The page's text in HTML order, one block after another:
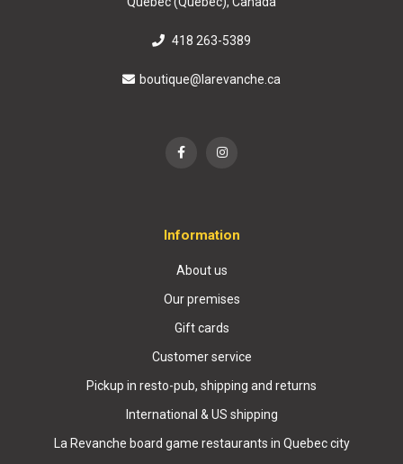
418 263-5389
boutique@larevanche.ca
Information
About us
Our premises
Gift cards
Customer service
Pickup in resto-pub, shipping and returns
International & US shipping
La Revanche board game restaurants in Quebec city